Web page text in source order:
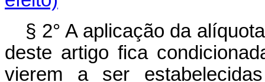
§ 2° A aplicação da
deste artigo fica
vierem a ser